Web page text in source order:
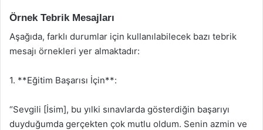
Örnek Tebrik Mesajları
Aşağıda, farklı durumlar için kullanılabilecek bazı tebrik
mesajı örnekleri yer almaktadır:
1. **Eğitim Başarısı İçin**:
“Sevgili [İsim], bu yılki sınavlarda gösterdiğin başarıyı
duyduğumda gerçekten çok mutlu oldum. Senin azmin ve